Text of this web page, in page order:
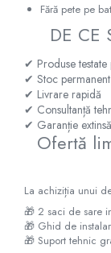
Fără pete pe
DE CE
✔ Produse
✔ Stoc permanent
✔ Livrare rapidă
✔ Consultanță
✔ Garanție extinsă
Ofertă
La achiziția unui
🎁 2 saci de sare
🎁 Ghid de
🎁 Suport tehnic